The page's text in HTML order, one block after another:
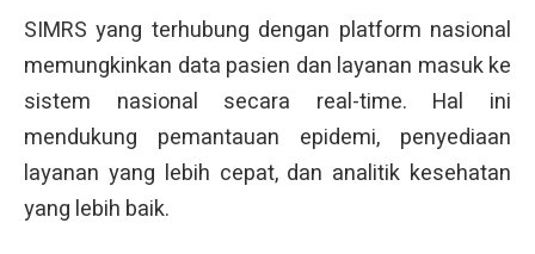
SIMRS yang terhubung dengan platform nasional
memungkinkan data pasien dan layanan masuk ke
sistem nasional secara real-time. Hal ini
mendukung pemantauan epidemi, penyediaan
layanan yang lebih cepat, dan analitik kesehatan
yang lebih baik.